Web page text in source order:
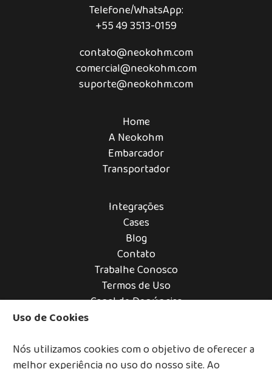
Telefone/WhatsApp:
+55 49 3513-0159
contato@neokohm.com
comercial@neokohm.com
suporte@neokohm.com
Home
A Neokohm
Embarcador
Transportador
Integrações
Cases
Blog
Contato
Trabalhe Conosco
Termos de Uso
Canalde Denúncias
Uso de Cookies
Nós utilizamos cookies com o objetivo de oferecer a